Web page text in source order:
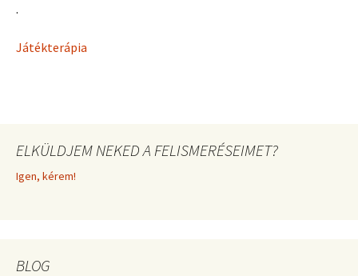
.
Játékterápia
ELKÜLDJEM NEKED A FELISMERÉSEIMET?
Igen, kérem!
BLOG